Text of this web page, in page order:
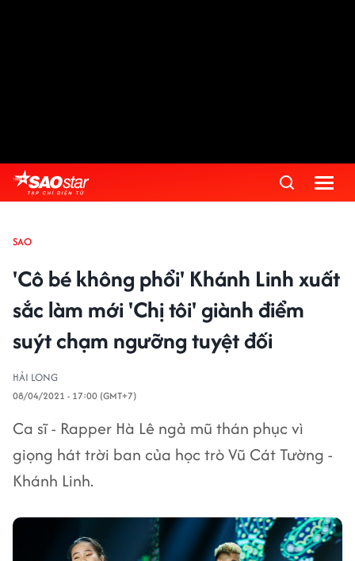
SAO
'Cô bé không phổi' Khánh Linh xuất
sắc làm mới 'Chị tôi' giành điểm
suýt chạm ngưỡng tuyệt đối
HẢI LONG
08/04/2021 - 17:00 (GMT+7)
Ca sĩ - Rapper Hà Lê ngả mũ thán phục vì
giọng hát trời ban của học trò Vũ Cát Tường -
Khánh Linh.